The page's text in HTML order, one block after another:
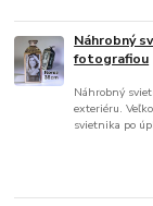
Náhrobný
fotografiou
Náhrobný
exteriéru.
svietnika po